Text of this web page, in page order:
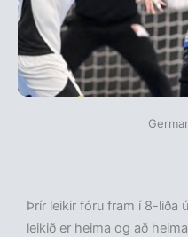
Þrír leikir fóru fram í 8-liða
leikið er heima og að